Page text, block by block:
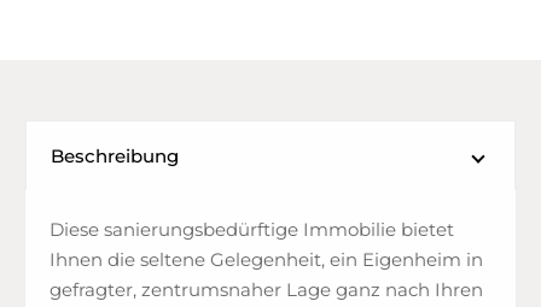
Beschreibung
Diese sanierungsbedürftige Immobilie bietet
Ihnen die seltene Gelegenheit, ein Eigenheim in
gefragter, zentrumsnaher Lage ganz nach Ihren